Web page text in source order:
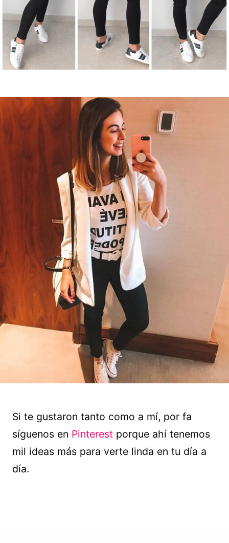
Si te gustaron tanto como a mí, por fa
síguenos en Pinterest porque ahí tenemos
mil ideas más para verte linda en tu día a
día.